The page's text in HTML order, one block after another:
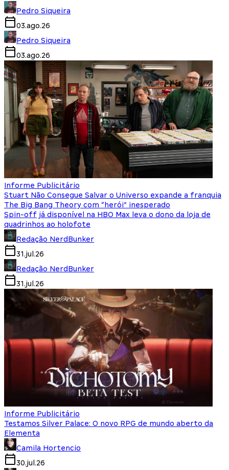
Pedro Siqueira
03.ago.26
Pedro Siqueira
03.ago.26
Informe Publicitário
Stuart Não Consegue Salvar o Universo expande a franquia
The Big Bang Theory com “herói” inesperado
Spin-off já disponível na HBO Max leva o dono da loja de
quadrinhos ao holofote
Redação NerdBunker
31.jul.26
Redação NerdBunker
31.jul.26
Informe Publicitário
Testamos Silver Palace: O novo RPG de mundo aberto da
Elementa
Camila Hortencio
30.jul.26